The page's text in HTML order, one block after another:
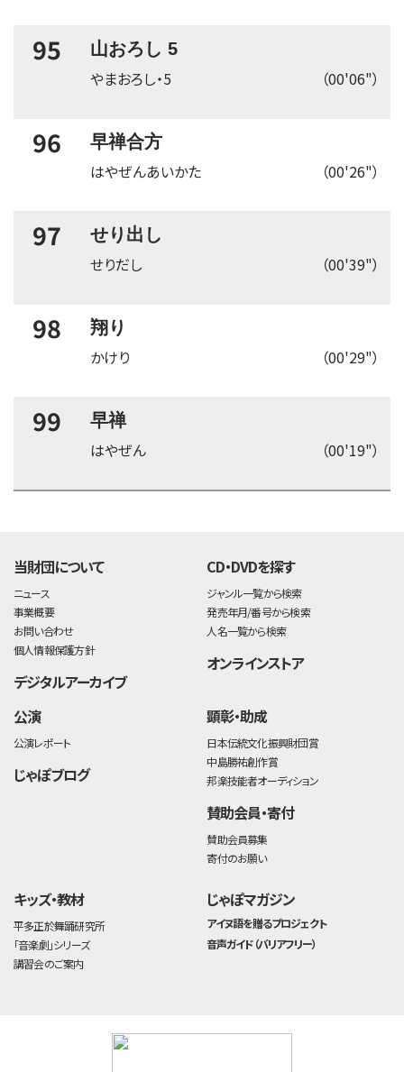
95 山おろし 5
（00'06"）
やまおろし・5
96 早禅合方
（00'26"）
はやぜんあいかた
97 せり出し
（00'39"）
せりだし
98 翔り
（00'29"）
かけり
99 早禅
（00'19"）
はやぜん
当財団について
ニュース
事業概要
お問い合わせ
個人情報保護方針
デジタルアーカイブ
CD・DVDを探す
ジャンル一覧から検索
発売年月/番号から検索
人名一覧から検索
オンラインストア
公演
公演レポート
じゃぽブログ
顕彰・助成
日本伝統文化振興財団賞
中島勝祐創作賞
邦楽技能者オーディション
賛助会員・寄付
賛助会員募集
寄付のお願い
キッズ・教材
平多正於舞踊研究所
「音楽劇」シリーズ
講習会のご案内
じゃぽマガジン
アイヌ語を贈るプロジェクト
音声ガイド（バリアフリー）